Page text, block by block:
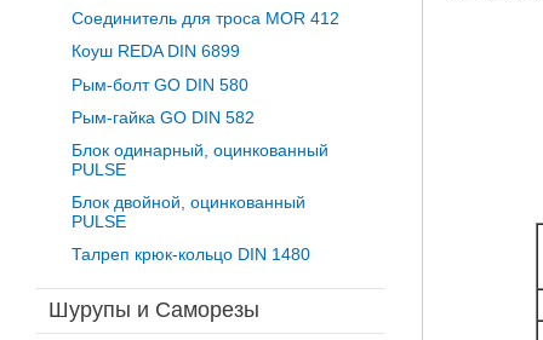
Соединитель для троса MOR 412
Коуш REDA DIN 6899
Рым-болт GO DIN 580
Рым-гайка GO DIN 582
Блок одинарный, оцинкованный
PULSE
Блок двойной, оцинкованный
PULSE
Талреп крюк-кольцо DIN 1480
Шурупы и Саморезы